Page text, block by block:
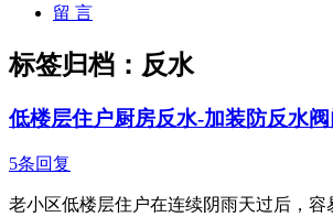
留 言
标签归档： 反水
低楼层住户厨房反水-加装防反水
5条回复
老小区低楼层住户在连续阴雨天过后，容